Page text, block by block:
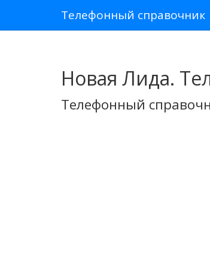
Телефонный справочник
Новая Лида.
Телефонный